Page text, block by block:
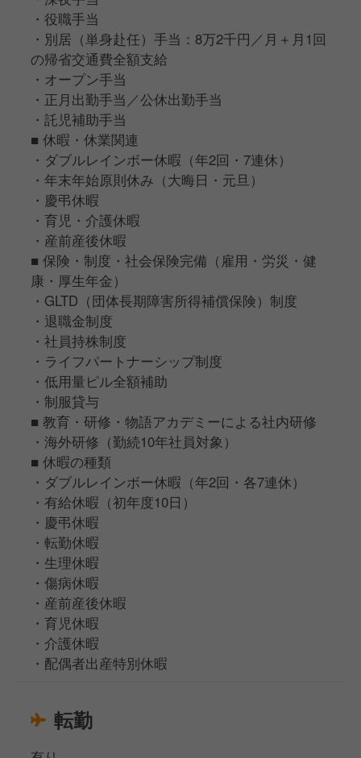
・役職手当
・別居（単身赴任）手当：8万2千円／月＋月1回
の帰省交通費全額支給
・オープン手当
・正月出勤手当／公休出勤手当
・託児補助手当
■ 休暇・休業関連
・ダブルレインボー休暇（年2回・7連休）
・年末年始原則休み（大晦日・元旦）
・慶弔休暇
・育児・介護休暇
・産前産後休暇
■ 保険・制度・社会保険完備（雇用・労災・健
康・厚生年金）
・GLTD（団体長期障害所得補償保険）制度
・退職金制度
・社員持株制度
・ライフパートナーシップ制度
・低用量ピル全額補助
・制服貸与
■ 教育・研修・物語アカデミーによる社内研修
・海外研修（勤続10年社員対象）
■ 休暇の種類
・ダブルレインボー休暇（年2回・各7連休）
・有給休暇（初年度10日）
・慶弔休暇
・転勤休暇
・生理休暇
・傷病休暇
・産前産後休暇
・育児休暇
・介護休暇
・配偶者出産特別休暇
転勤